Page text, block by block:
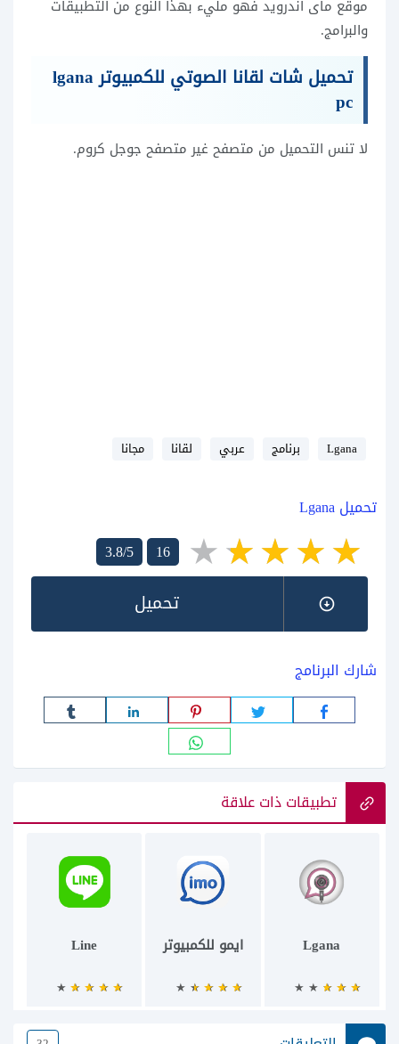
موقع ماى اندرويد فهو مليء بهذا النوع من التطبيقات
والبرامج.
تحميل شات لقانا الصوتي للكمبيوتر lgana
pc
لا تنس التحميل من متصفح غير متصفح جوجل كروم.
Lgana برنامج عربي لقانا مجانا
تحميل Lgana
3.8/5
16
تحميل
شارك البرنامج
تطبيقات ذات علاقة
Lgana ايمو للكمبيوتر Line